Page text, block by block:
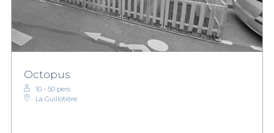
Octopus
10 - 50 pers.
La Guillotière